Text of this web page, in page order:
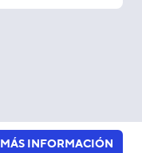
MÁS INFORMACIÓN